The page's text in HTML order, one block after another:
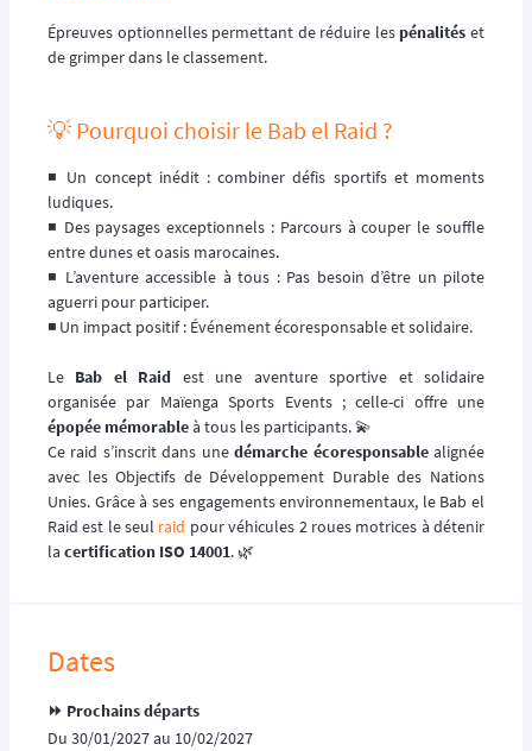
Épreuves optionnelles permettant de réduire les pénalités et
de grimper dans le classement.
💡 Pourquoi choisir le Bab el Raid ?
◾️ Un concept inédit : combiner défis sportifs et moments
ludiques.
◾️ Des paysages exceptionnels : Parcours à couper le souffle
entre dunes et oasis marocaines.
◾️ L’aventure accessible à tous : Pas besoin d’être un pilote
aguerri pour participer.
◾️ Un impact positif : Événement écoresponsable et solidaire.
Le Bab el Raid est une aventure sportive et solidaire
organisée par Maïenga Sports Events ; celle-ci offre une
épopée mémorableà tous les participants. 💫
Ce raid s’inscrit dans unedémarche écoresponsablealignée
avec les Objectifs de Développement Durable des Nations
Unies. Grâce à ses engagements environnementaux, le Bab el
Raid est le seul raid pour véhicules 2 roues motrices à détenir
la certification ISO 14001. 🌿
Dates
⏩️ Prochains départs
Du 30/01/2027 au 10/02/2027